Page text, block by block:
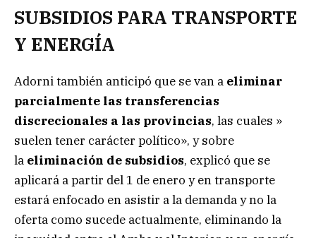
SUBSIDIOS PARA TRANSPORTE
Y ENERGÍA
Adorni también anticipó que se van a eliminar
parcialmente las transferencias
discrecionales a las provincias, las cuales »
suelen tener carácter político», y sobre
la eliminación de subsidios, explicó que se
aplicará a partir del 1 de enero y en transporte
estará enfocado en asistir a la demanda y no la
oferta como sucede actualmente, eliminando la